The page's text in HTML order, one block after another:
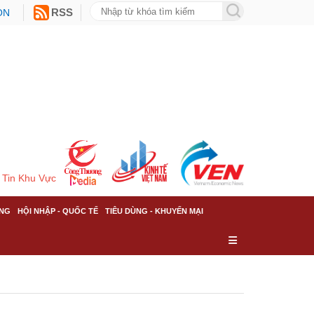
RSS
Tin Khu Vực
HỘI NHẬP - QUỐC TẾ TIÊU DÙNG - KHUYẾN MẠI